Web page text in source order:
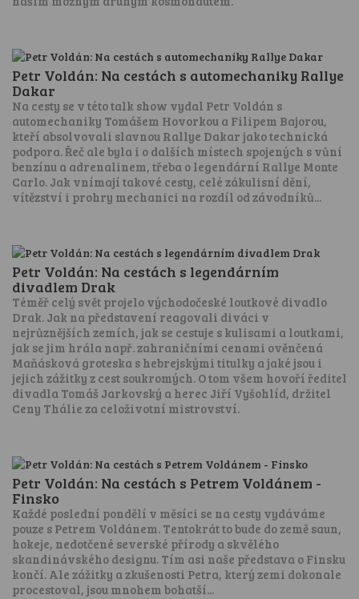
Petr Voldán: Na cestách s automechaniky Rallye
Dakar
Na cesty se v této talk show vydal Petr Voldán s
automechaniky Tomášem Hovorkou a Filipem Bajorou,
kteří absolvovali slavnou Rallye Dakar jako technická
podpora. Řeč ale byla i o dalších místech spojených s vůní
benzínu a adrenalinem, třeba o legendární Rallye Monte
Carlo. Jak vnímají takové cesty, celé zákulisní dění,
vítězství i prohry mechanici na rozdíl od závodníků...
Petr Voldán: Na cestách s legendárním
divadlem Drak
Téměř celý svět projelo východočeské loutkové divadlo
Drak. Jak na představení reagovali diváci v
nejrůznějších zemích, jak se cestuje s kulisami a loutkami,
jak se jim hrála např. zahraničními cenami ověnčená
Maňásková groteska s hebrejskými titulky a jaké jsou i
jejich zážitky z cest soukromých. O tom všem hovoří ředitel
divadla Tomáš Jarkovský a herec Jiří Vyšohlíd, držitel
Ceny Thálie za celoživotní mistrovství.
Petr Voldán: Na cestách s Petrem Voldánem -
Finsko
Každé poslední pondělí v měsíci se na cesty vydáváme
pouze s Petrem Voldánem. Tentokrát to bude do země saun,
hokeje, nedotčené severské přírody a skvělého
skandinávského designu. Tím asi naše představa o Finsku
končí. Ale zážitky a zkušenosti Petra, který zemi dokonale
procestoval, jsou mnohem bohatší...